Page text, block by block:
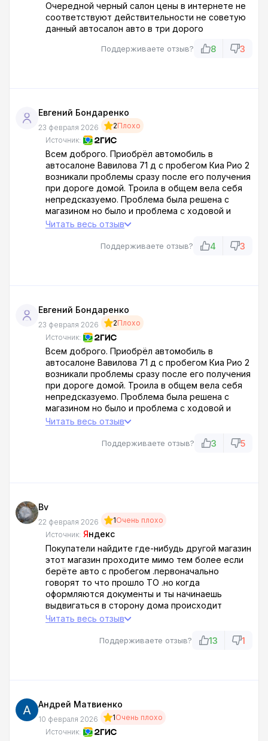
Очередной черный салон цены в интернете не
соответствуют действительности не советую
данный автосалон авто в три дорого
Поддерживаете отзыв? 8 3
Евгений Бондаренко
23 февраля 2026 2Плохо
Источник:
Всем доброго. Приобрёл автомобиль в
автосалоне Вавилова 71 д с пробегом Киа Рио 2
возникали проблемы сразу после его получения
при дороге домой. Троила в общем вела себя
непредсказуемо. Проблема была решена с
магазином но было и проблема с ходовой и
солевой рейкой по мимо этого и опорники стояк
Читать весь отзыв
Поддерживаете отзыв? 4 3
Евгений Бондаренко
23 февраля 2026 2Плохо
Источник:
Всем доброго. Приобрёл автомобиль в
автосалоне Вавилова 71 д с пробегом Киа Рио 2
возникали проблемы сразу после его получения
при дороге домой. Троила в общем вела себя
непредсказуемо. Проблема была решена с
магазином но было и проблема с ходовой и
солевой рейкой по мимо этого и опорники стояк
Читать весь отзыв
Поддерживаете отзыв? 3 5
Bv
22 февраля 2026 1Очень плохо
Источник: Яндекс
Покупатели найдите где-нибудь другой магазин
этот магазин проходите мимо тем более если
берёте авто с пробегом .первоначально
говорят то что прошло ТО .но когда
оформляются документы и ты начинаешь
выдвигаться в сторону дома происходит
очень-очень многое в итоге масло как тепло
ничего не одобрил и так далее говорят
Приобрёл у них Киа Рио.
ДП. Постоянно говорит чип только устроил
проблему проявляется другая и в итоге
Читать весь отзыв
Поддерживаете отзыв? 13 1
Андрей Матвиенко
10 февраля 2026 1Очень плохо
Источник: